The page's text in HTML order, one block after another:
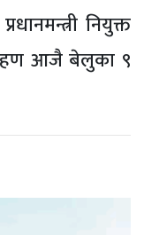
नियुक्त
आजै बेलुका ९